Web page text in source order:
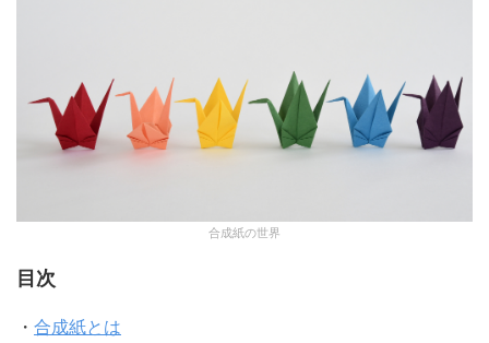
合成紙の世界
目次
・ 合成紙とは